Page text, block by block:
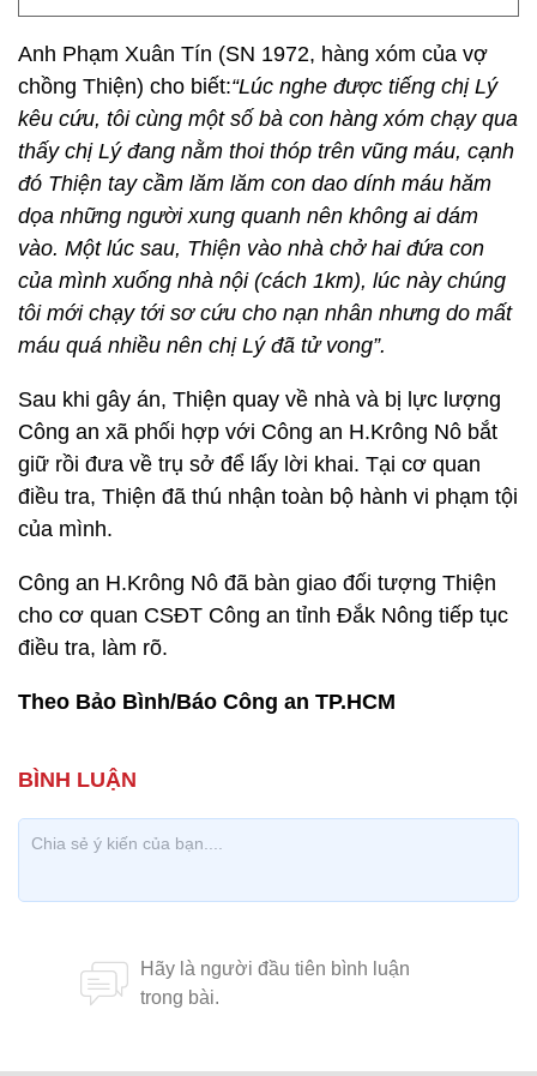
Anh Phạm Xuân Tín (SN 1972, hàng xóm của vợ
chồng Thiện) cho biết:“Lúc nghe được tiếng chị Lý
kêu cứu, tôi cùng một số bà con hàng xóm chạy qua
thấy chị Lý đang nằm thoi thóp trên vũng máu, cạnh
đó Thiện tay cầm lăm lăm con dao dính máu hăm
dọa những người xung quanh nên không ai dám
vào. Một lúc sau, Thiện vào nhà chở hai đứa con
của mình xuống nhà nội (cách 1km), lúc này chúng
tôi mới chạy tới sơ cứu cho nạn nhân nhưng do mất
máu quá nhiều nên chị Lý đã tử vong”.
Sau khi gây án, Thiện quay về nhà và bị lực lượng
Công an xã phối hợp với Công an H.Krông Nô bắt
giữ rồi đưa về trụ sở để lấy lời khai. Tại cơ quan
điều tra, Thiện đã thú nhận toàn bộ hành vi phạm tội
của mình.
Công an H.Krông Nô đã bàn giao đối tượng Thiện
cho cơ quan CSĐT Công an tỉnh Đắk Nông tiếp tục
điều tra, làm rõ.
Theo Bảo Bình/Báo Công an TP.HCM